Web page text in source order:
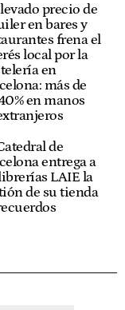
precio de
en bares y
frena el
local por la
en
más de
en manos
de
entrega a
LAIE la
de su tienda